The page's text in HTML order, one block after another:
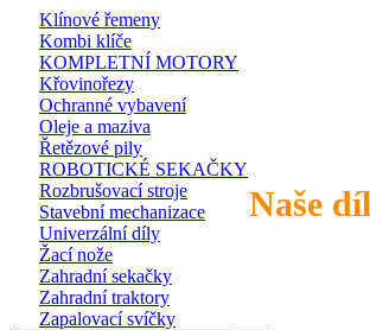
Naše
Klínové řemeny
Kombi klíče
KOMPLETNÍ MOTORY
Křovinořezy
Ochranné vybavení
Oleje a maziva
Řetězové pily
ROBOTICKÉ SEKAČKY
Rozbrušovací stroje
Stavební mechanizace
Univerzální díly
Žací nože
Zahradní sekačky
Zahradní traktory
Zapalovací svíčky